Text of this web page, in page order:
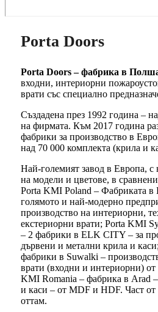
Porta Doors
Porta Doors – фабрика в
входни, интериорни
врати със специално
Създадена през 1992 година –
на фирмата. Към 2017 година
фабрики за производство в
над 70 000 комплекта (крила и
Най-големият завод в Европа, с
на модели и цветове, в
Porta KMI Poland – Фабриката в
голямото и най-модерно
производство на интериорни,
екстериорни врати; Porta KMI
– 2 фабрики в ELK CITY – за
дървени и метални крила и
фабрики в Suwalki –
врати (входни и интериорни)
KMI Romania – фабрика в Arad
и каси – от MDF и HDF. Част от
оттам.